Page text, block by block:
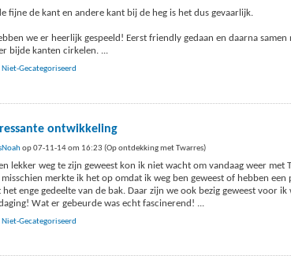
fijne de kant en andere kant bij de heg is het dus gevaarlijk.
we er heerlijk gespeeld! Eerst friendly gedaan en daarna
bijde kanten cirkelen. ...
Niet-Gecategoriseerd
ontwikkeling
op 07-11-14 om 16:23 (Op ontdekking met Twarres)
lekker weg te zijn geweest kon ik niet wacht om vandaag weer
merkte ik het op omdat ik weg ben geweest of hebben
enge gedeelte van de bak. Daar zijn we ook bezig geweest voor
Wat er gebeurde was echt fascinerend!
Niet-Gecategoriseerd